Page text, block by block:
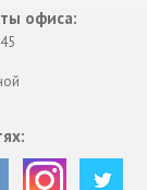
офиса: